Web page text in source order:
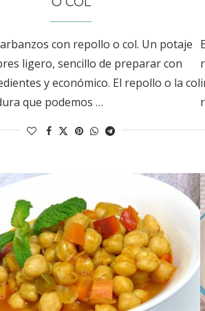
con repollo o col. Un potaje
ligero, sencillo de preparar con
y económico. El repollo o la col
que podemos …